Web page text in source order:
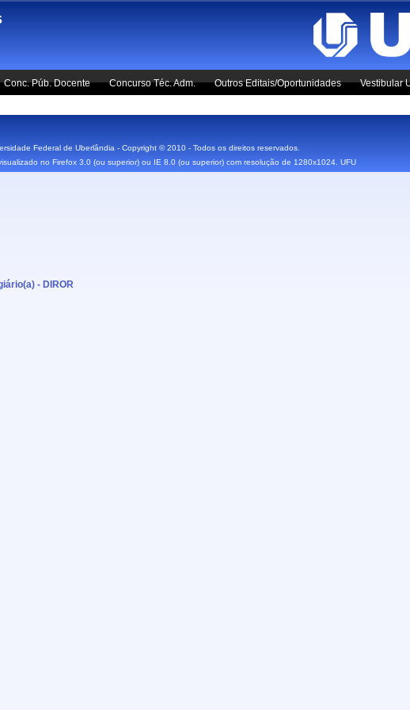
Conc. Púb. Docente Concurso Téc. Adm. Outros Editais/Oportunidades Vestibular
- DIROR
Federal de Uberlândia - Copyright © 2010 - Todos os direitos reservados.
no Firefox 3.0 (ou superior) ou IE 8.0 (ou superior) com resolução de 1280x1024. UFU